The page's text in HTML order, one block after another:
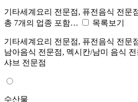
기타세계요리 전문점, 퓨전음식 전문
총 7개의 업종 포함…
목록보기
기타세계요리 전문점, 퓨전음식 전문
남아음식 전문점, 멕시칸/남미 음식
샤브 전문점
수산물